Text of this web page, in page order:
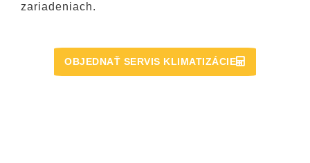
zariadeniach.
OBJEDNAŤ SERVIS KLIMATIZÁCIE